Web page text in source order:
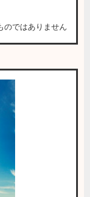
のではありません